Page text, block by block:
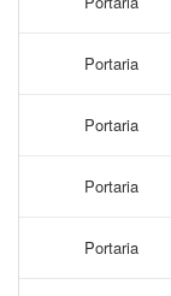
Portaria
Portaria
Portaria
Portaria